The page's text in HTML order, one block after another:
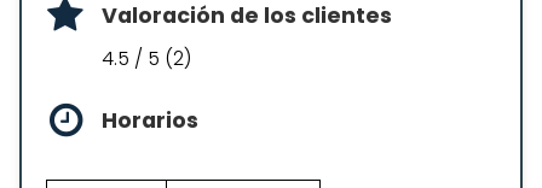
Valoración de los clientes
4.5 / 5 (2)
Horarios